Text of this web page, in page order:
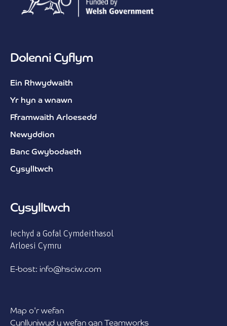
Dolenni Cyflym
Ein Rhwydwaith
Yr hyn a wnawn
Fframwaith Arloesedd
Newyddion
Banc Gwybodaeth
Cysylltwch
Cysylltwch
Iechyd a Gofal Cymdeithasol
Arloesi Cymru
E-bost: info@hsciw.com
Map o'r wefan
Cynlluniwyd y wefan gan Teamworks